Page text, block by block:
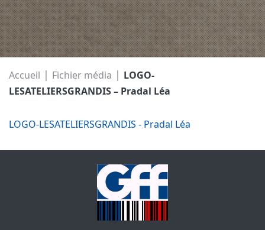
Accueil | Fichier média | LOGO-
LESATELIERSGRANDIS – Pradal Léa
LOGO-LESATELIERSGRANDIS - Pradal Léa